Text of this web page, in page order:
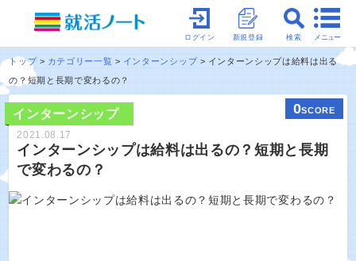
メニュー
検索
新規登録
ログイン
トップ カテゴリー一覧 インターンシップ
インターンシップは給料は出る
の？短期と長期で変わるの？
インターンシップ 0SCORE
2021.08.17
インターンシップは給料は出るの？短期と長期
で変わるの？